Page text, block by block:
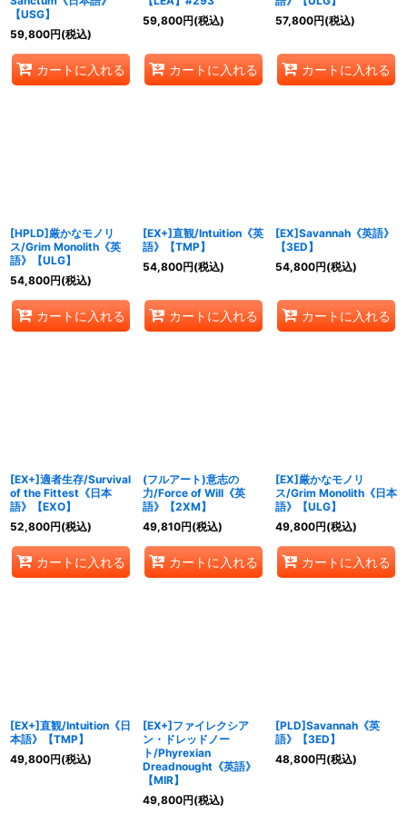
【USG】
59,800円(税込)
カートに入れる
59,800円(税込)
カートに入れる
57,800円(税込)
カートに入れる
[HPLD]厳かなモノリ
ス/Grim Monolith《英
語》【ULG】
54,800円(税込)
カートに入れる
[EX+]直観/Intuition《英
語》【TMP】
54,800円(税込)
カートに入れる
[EX]Savannah《英語》
【3ED】
54,800円(税込)
カートに入れる
[EX+]適者生存/Survival
of the Fittest《日本
語》【EXO】
52,800円(税込)
カートに入れる
(フルアート)意志の
力/Force of Will《英
語》【2XM】
49,810円(税込)
カートに入れる
[EX]厳かなモノリ
ス/Grim Monolith《日本
語》【ULG】
49,800円(税込)
カートに入れる
[EX+]直観/Intuition《日
本語》【TMP】
49,800円(税込)
[EX+]ファイレクシア
ン・ドレッドノー
ト/Phyrexian
Dreadnought《英語》
【MIR】
49,800円(税込)
[PLD]Savannah《英
語》【3ED】
48,800円(税込)